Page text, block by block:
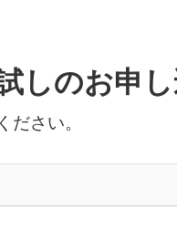
しのお申
さい。